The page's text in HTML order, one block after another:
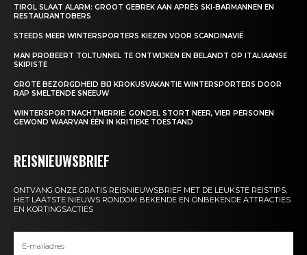
TIROL SLAAT ALARM: GROOT GEBREK AAN APRÈS SKI-BARMANNEN EN
RESTAURANTOBERS
STEEDS MEER WINTERSPORTERS KIEZEN VOOR SCANDINAVIË
MAN PROBEERT TOLTUNNEL TE ONTWIJKEN EN BELANDT OP ITALIAANSE
SKIPISTE
GROTE BEZORGDHEID BIJ KROKUSVAKANTIE WINTERSPORTERS DOOR
RAP SMELTENDE SNEEUW
WINTERSPORTNACHTMERRIE: GONDEL STORT NEER, VIER PERSONEN
GEWOND WAARVAN ÉÉN IN KRITIEKE TOESTAND
REISNIEUWSBRIEF
ONTVANG ONZE GRATIS REISNIEUWSBRIEF MET DE LEUKSTE REISTIPS,
HET LAATSTE NIEUWS RONDOM BEKENDE EN ONBEKENDE ATTRACTIES
EN KORTINGSACTIES